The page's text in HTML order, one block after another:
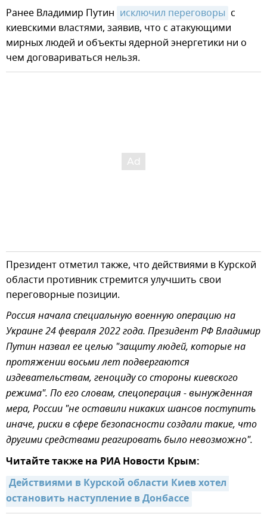
Ранее Владимир Путин исключил переговоры с
киевскими властями, заявив, что с атакующими
мирных людей и объекты ядерной энергетики ни о
чем договариваться нельзя.
Президент отметил также, что действиями в Курской
области противник стремится улучшить свои
переговорные позиции.
Россия начала специальную военную операцию на
Украине 24 февраля 2022 года. Президент РФ Владимир
Путин назвал ее целью "защиту людей, которые на
протяжении восьми лет подвергаются
издевательствам, геноциду со стороны киевского
режима". По его словам, спецоперация - вынужденная
мера, России "не оставили никаких шансов поступить
иначе, риски в сфере безопасности создали такие, что
другими средствами реагировать было невозможно".
Читайте также на РИА Новости Крым:
Действиями в Курской области Киев хотел
остановить наступление в Донбассе